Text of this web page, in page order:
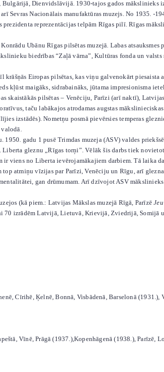
Dienvidslāvijā. 1930-tajos gados mākslinieks
Sevras Nacionālais manufaktūras muzejs. No 1935. -
reprezentācijas telpām Rīgas pilī. Rīgas
Ubānu Rīgas pilsētas muzejā. Labas atsauksmes
biedrības “Zaļā vārna”, Kultūras fonda un valsts
Eiropas pilsētas, kas viņu galvenokārt piesaista
kļūst maigāks, sidrabaināks, jūtama impresionisma
skaistākās pilsētas – Venēciju, Parīzi (arī naktī),
taču labākajos atrodamas augstas
izstādēs). Nometņu posmā pievērsies temperas
valodā.
gadu 1 pusē Trimdas muzeja (ASV) valdes
gleznu „Rīgas torņi”. Vēlāk šis darbs tiek
viens no Liberta ievērojamākajiem darbiem. Tā laika
atmiņu vīzijas par Parīzi, Venēciju un Rīgu, arī
gan drūmumam. Arī dzīvojot ASV
(kā piem.: Latvijas Mākslas muzejā Rīgā, Parīzē
70 izrādēm Latvijā, Lietuvā, Krievijā, Zviedrijā, Somijā
Cīrihē, Ķelnē, Bonnā, Visbādenā, Barselonā
Vīnē, Prāgā (1937.),Kopenhāgenā (1938.), Parīzē,